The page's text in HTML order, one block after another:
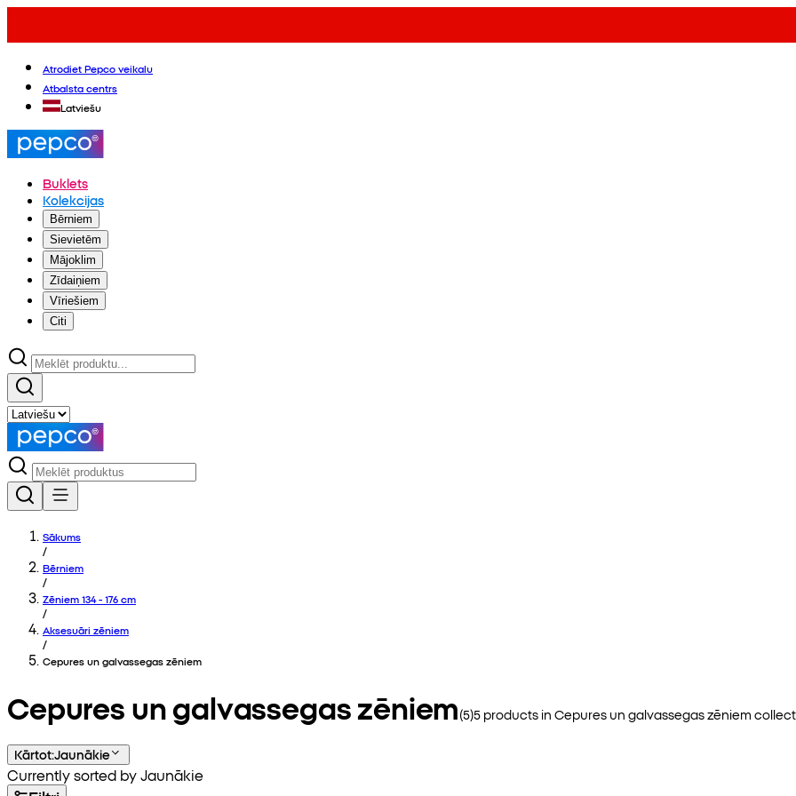
Atrodiet Pepco veikalu
Atbalsta centrs
Latviešu
Buklets
Kolekcijas
Bērniem
Sievietēm
Mājoklim
Zīdaiņiem
Vīriešiem
Citi
Sākums
/
Bērniem
/
Zēniem 134 - 176 cm
/
Aksesuāri zēniem
/
Cepures un galvassegas zēniem
Cepures un galvassegas zēniem(5)5 products inCepures un galvassegas zēniem
Kārtot:Jaunākie
Currently sorted by Jaunākie